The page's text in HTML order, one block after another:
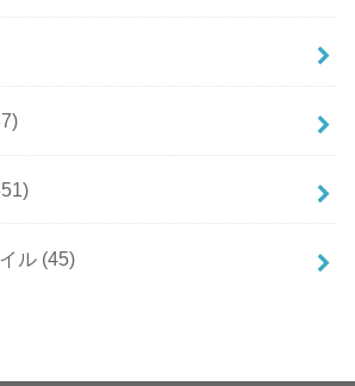
ル (45)